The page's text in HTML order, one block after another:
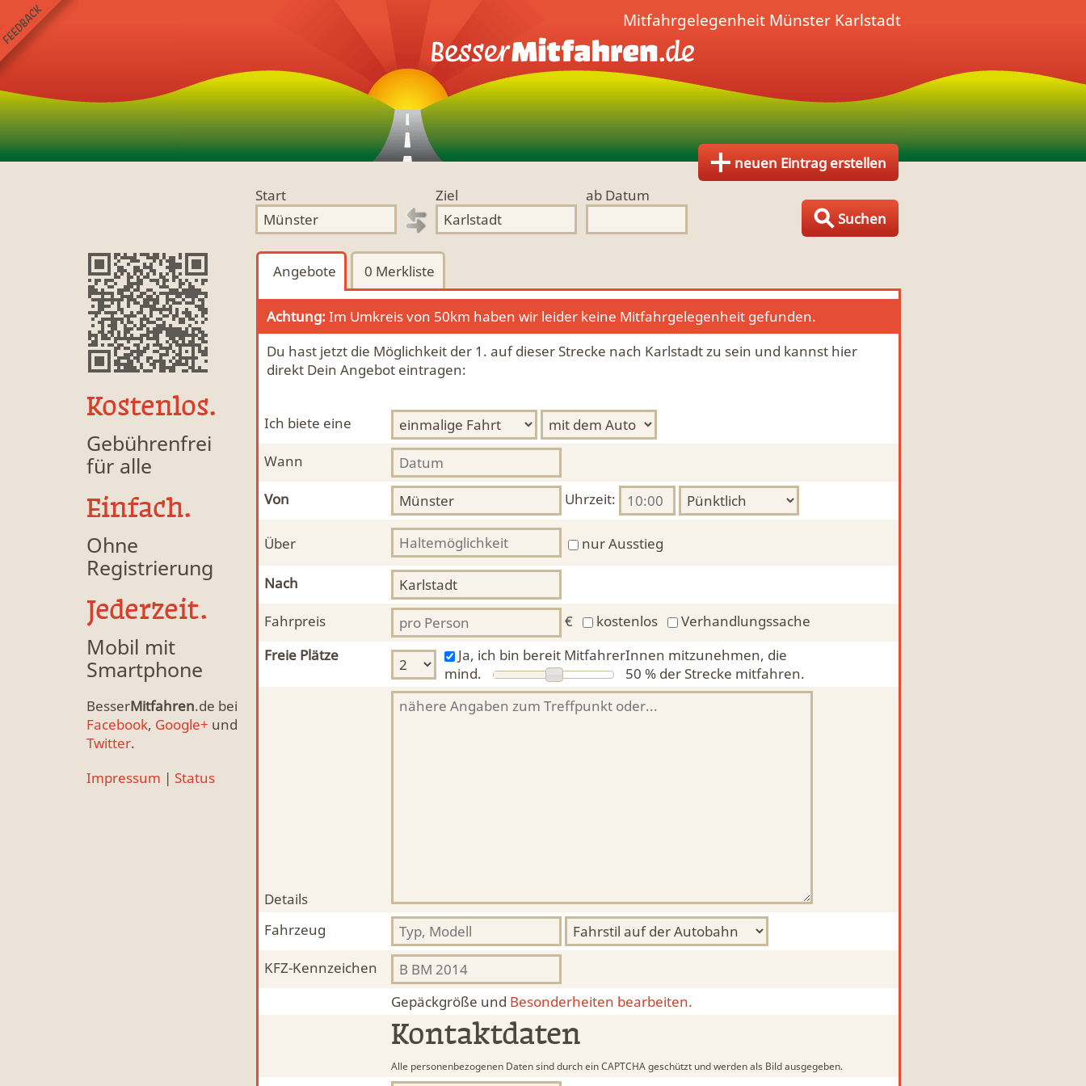
neuen Eintrag erstellen
Start
Ziel
ab Datum
Suchen
Kostenlos.
Gebührenfrei
für alle
Einfach.
Ohne
Registrierung
Jederzeit.
Mobil mit
Smartphone
BesserMitfahren.de bei
Facebook, Google+ und
Twitter.
Impressum | Status
Mitfahrgelegenheit Münster Karlstadt
Angebote 0 Merkliste
Achtung: Im Umkreis von 50km haben wir leider keine Mitfahrgelegenheit gefunden.
Du hast jetzt die Möglichkeit der 1. auf dieser Strecke nach Karlstadt zu sein und kannst hier
direkt Dein Angebot eintragen:
Ich biete eine
Wann
Von Uhrzeit:
Über nur Ausstieg
Nach
Fahrpreis € kostenlos
Verhandlungssache
Freie Plätze
Ja, ich bin bereit MitfahrerInnen mitzunehmen, die
mind.
50 % der Strecke mitfahren.
Details
Fahrzeug
KFZ-Kennzeichen
Gepäckgröße und Besonderheiten bearbeiten.
Kontaktdaten
Alle personenbezogenen Daten sind durch ein CAPTCHA geschützt und werden als Bild ausgegeben.